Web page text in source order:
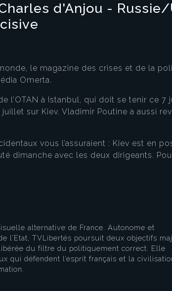
des cookies
d'Anjou -
le magazine des crises et de la
Omerta.
l’OTAN à Istanbul, qui doit se tenir ce
sur Kiev. Vladimir Poutine a aussi
vous l’assuraient : Kiev est en
dimanche avec les deux dirigeants.
alternative de France. Autonome et
l’Etat, TVLibertés poursuit deux objectifs
du filtre du politiquement correct. Elle
qui défendent l’esprit français et la